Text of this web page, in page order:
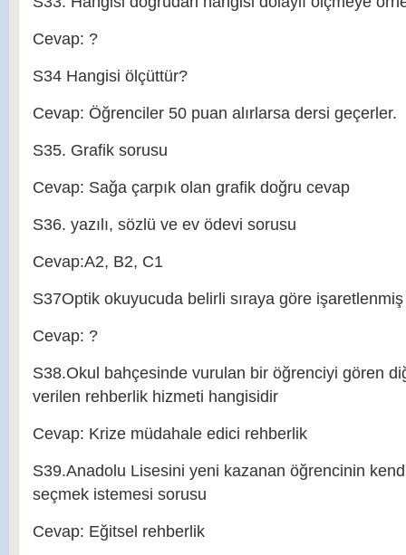
Cevap: ?
S34 Hangisi ölçüttür?
Cevap: Öğrenciler 50 puan alırlarsa dersi geçerler.
S35. Grafik sorusu
Cevap: Sağa çarpık olan grafik doğru cevap
S36. yazılı, sözlü ve ev ödevi sorusu
Cevap:A2, B2, C1
S37Optik okuyucuda belirli sıraya göre
Cevap: ?
S38.Okul bahçesinde vurulan bir öğrenciyi gören
verilen rehberlik hizmeti hangisidir
Cevap: Krize müdahale edici rehberlik
S39.Anadolu Lisesini yeni kazanan öğrencinin
seçmek istemesi sorusu
Cevap: Eğitsel rehberlik